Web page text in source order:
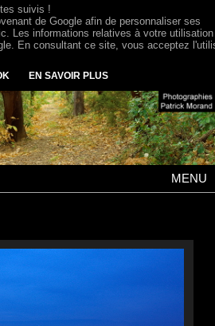
MENU
suivis !
de Google afin de personnaliser ses
Les informations relatives à votre
En consultant ce site, vous acceptez
EN SAVOIR PLUS